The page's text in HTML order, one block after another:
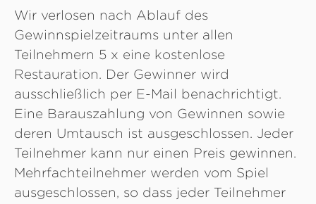
Wir verlosen nach Ablauf des
Gewinnspielzeitraums unter allen
Teilnehmern 5 x eine kostenlose
Restauration. Der Gewinner wird
ausschließlich per E-Mail benachrichtigt.
Eine Barauszahlung von Gewinnen sowie
deren Umtausch ist ausgeschlossen. Jeder
Teilnehmer kann nur einen Preis gewinnen.
Mehrfachteilnehmer werden vom Spiel
ausgeschlossen, so dass jeder Teilnehmer